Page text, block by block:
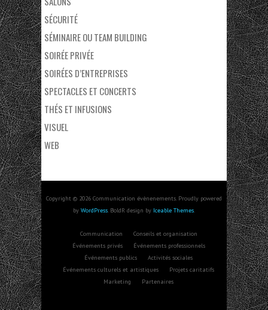
SÉCURITÉ
SÉMINAIRE OU TEAM BUILDING
SOIRÉE PRIVÉE
SOIRÉES D’ENTREPRISES
SPECTACLES ET CONCERTS
THÉS ET INFUSIONS
VISUEL
WEB
Copyright © 2026 Communication évènenements. Proudly powered
by WordPress. BoldR design by Iceable Themes.
Communication
Conseils et organisation
Événements privés
Événements professionnels
Événements publics
Activités sociales
Événements culturels et artistiques
Projets caritatifs
Marketing
Partenaires